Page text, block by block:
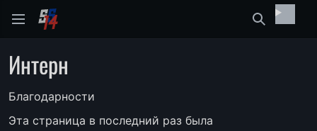
Найти
Интерн
Благодарности
Эта страница в последний раз была